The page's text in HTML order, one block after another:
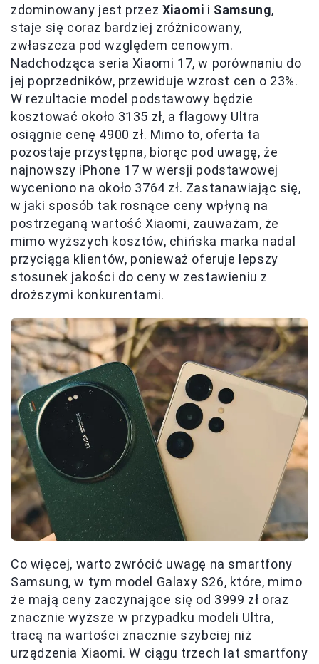
zdominowany jest przez Xiaomi i Samsung,
staje się coraz bardziej zróżnicowany,
zwłaszcza pod względem cenowym.
Nadchodząca seria Xiaomi 17, w porównaniu do
jej poprzedników, przewiduje wzrost cen o 23%.
W rezultacie model podstawowy będzie
kosztować około 3135 zł, a flagowy Ultra
osiągnie cenę 4900 zł. Mimo to, oferta ta
pozostaje przystępna, biorąc pod uwagę, że
najnowszy iPhone 17 w wersji podstawowej
wyceniono na około 3764 zł. Zastanawiając się,
w jaki sposób tak rosnące ceny wpłyną na
postrzeganą wartość Xiaomi, zauważam, że
mimo wyższych kosztów, chińska marka nadal
przyciąga klientów, ponieważ oferuje lepszy
stosunek jakości do ceny w zestawieniu z
droższymi konkurentami.
Co więcej, warto zwrócić uwagę na smartfony
Samsung, w tym model Galaxy S26, które, mimo
że mają ceny zaczynające się od 3999 zł oraz
znacznie wyższe w przypadku modeli Ultra,
tracą na wartości znacznie szybciej niż
urządzenia Xiaomi. W ciągu trzech lat smartfony